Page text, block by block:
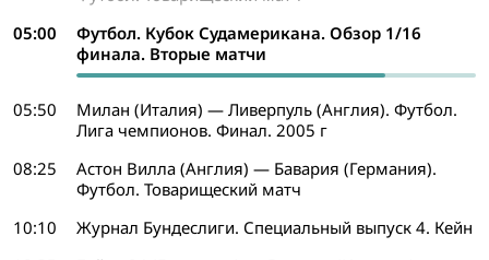
05:00
Футбол. Кубок Судамерикана. Обзор 1/16
финала. Вторые матчи
05:50
Милан (Италия) — Ливерпуль (Англия). Футбол.
Лига чемпионов. Финал. 2005 г
08:25
Астон Вилла (Англия) — Бавария (Германия).
Футбол. Товарищеский матч
10:10
Журнал Бундеслиги. Специальный выпуск 4. Кейн